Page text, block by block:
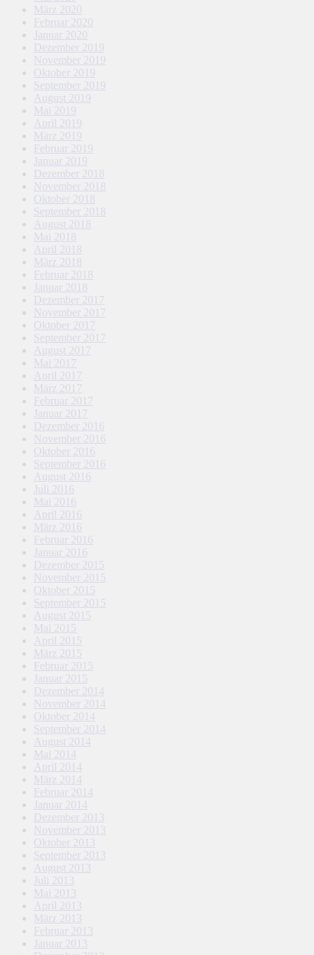
März 2020
Februar 2020
Januar 2020
Dezember 2019
November 2019
Oktober 2019
September 2019
August 2019
Mai 2019
April 2019
März 2019
Februar 2019
Januar 2019
Dezember 2018
November 2018
Oktober 2018
September 2018
August 2018
Mai 2018
April 2018
März 2018
Februar 2018
Januar 2018
Dezember 2017
November 2017
Oktober 2017
September 2017
August 2017
Mai 2017
April 2017
März 2017
Februar 2017
Januar 2017
Dezember 2016
November 2016
Oktober 2016
September 2016
August 2016
Juli 2016
Mai 2016
April 2016
März 2016
Februar 2016
Januar 2016
Dezember 2015
November 2015
Oktober 2015
September 2015
August 2015
Mai 2015
April 2015
März 2015
Februar 2015
Januar 2015
Dezember 2014
November 2014
Oktober 2014
September 2014
August 2014
Mai 2014
April 2014
März 2014
Februar 2014
Januar 2014
Dezember 2013
November 2013
Oktober 2013
September 2013
August 2013
Juli 2013
Mai 2013
April 2013
März 2013
Februar 2013
Januar 2013